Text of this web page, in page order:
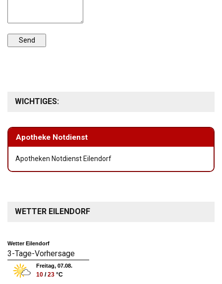
WICHTIGES:
Apotheke Notdienst
Apotheken Notdienst Eilendorf
WETTER EILENDORF
Wetter Eilendorf
3-Tage-Vorhersage
Freitag, 07.08.
10 /23 °C